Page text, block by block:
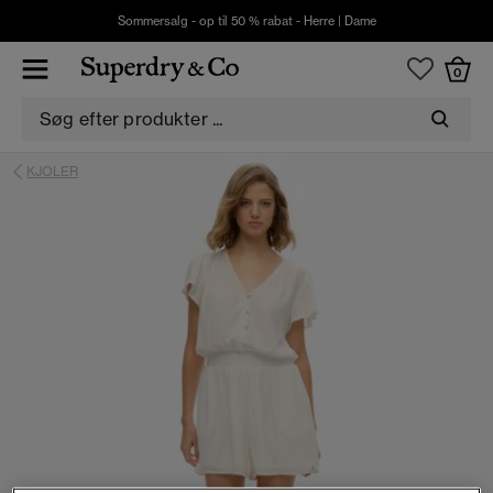
Sommersalg - op til 50 % rabat - Herre| Dame
0
KJOLER